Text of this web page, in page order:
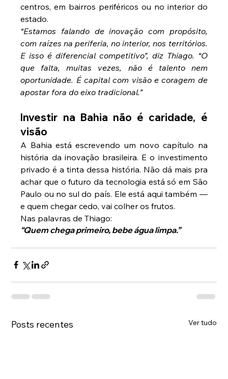
centros, em bairros periféricos ou no interior do
estado.
“Estamos falando de inovação com propósito,
com raízes na periferia, no interior, nos territórios.
E isso é diferencial competitivo”, diz Thiago. “O
que falta, muitas vezes, não é talento nem
oportunidade. É capital com visão e coragem de
apostar fora do eixo tradicional.”
Investir na Bahia não é caridade, é
visão
A Bahia está escrevendo um novo capítulo na
história da inovação brasileira. E o investimento
privado é a tinta dessa história. Não dá mais pra
achar que o futuro da tecnologia está só em São
Paulo ou no sul do país. Ele está aqui também —
e quem chegar cedo, vai colher os frutos.
Nas palavras de Thiago:
“Quem chega primeiro, bebe água limpa.”
Posts recentes Ver tudo